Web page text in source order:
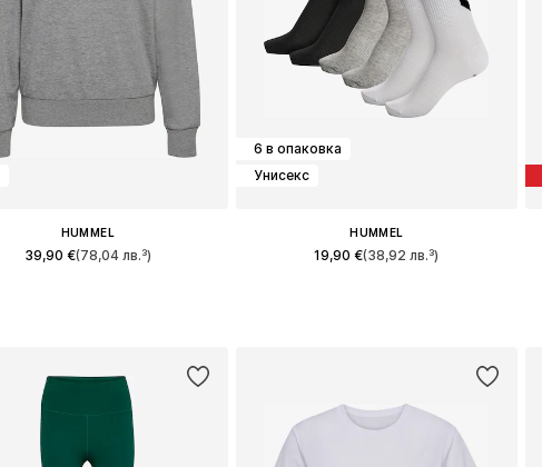
HUMMEL
39,90 €(78,04 лв.³)
6 в опаковка
Унисекс
HUMMEL
19,90 €(38,92 лв.³)